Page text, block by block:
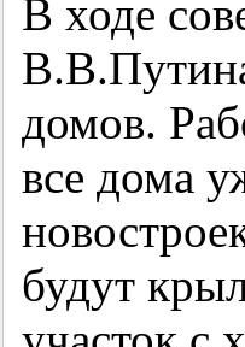
В ходе
домов.
все дома
будут